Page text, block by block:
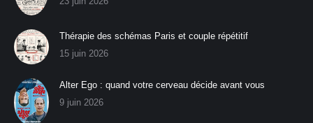
Thérapie des schémas Paris et couple répétitif
15 juin 2026
Alter Ego : quand votre cerveau décide avant vous
9 juin 2026